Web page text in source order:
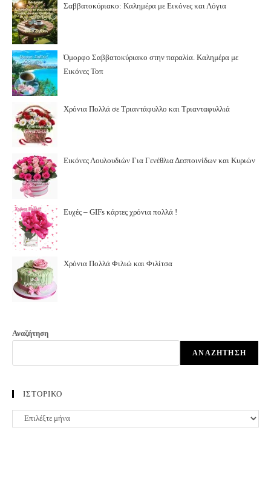
Σαββατοκύριακο: Καλημέρα με Εικόνες και Λόγια
Όμορφο Σαββατοκύριακο στην παραλία. Καλημέρα με
Εικόνες Τοπ
Χρόνια Πολλά σε Τριαντάφυλλο και Τριανταφυλλιά
Εικόνες Λουλουδιών Για Γενέθλια Δεσποινίδων και Κυριών
Ευχές – GIFs κάρτες χρόνια πολλά !
Χρόνια Πολλά Φιλιώ και Φιλίτσα
Αναζήτηση
ΑΝΑΖΉΤΗΣΗ
ΙΣΤΟΡΙΚΟ
ΙΣΤΟΡΙΚΟ